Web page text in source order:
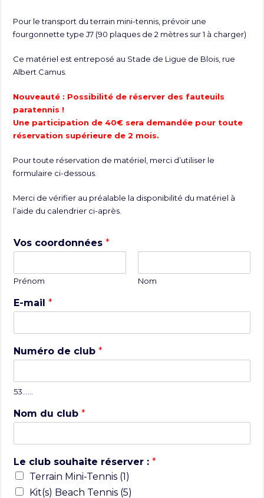
Pour le transport du terrain mini-tennis, prévoir une
fourgonnette type J7 (90 plaques de 2 mètres sur 1 à charger)
Ce matériel est entreposé au Stade de Ligue de Blois, rue
Albert Camus.
Nouveauté : Possibilité de réserver des fauteuils
paratennis !
Une participation de 40€ sera demandée pour toute
réservation supérieure de 2 mois.
Pour toute réservation de matériel, merci d’utiliser le
formulaire ci-dessous.
Merci de vérifier au préalable la disponibilité du matériel à
l’aide du calendrier ci-après.
Vos coordonnées*
Prénom Nom
E-mail*
Numéro de club*
53……
Nom du club*
Le club souhaite réserver :*
Terrain Mini-Tennis (1)
Kit(s) Beach Tennis (5)